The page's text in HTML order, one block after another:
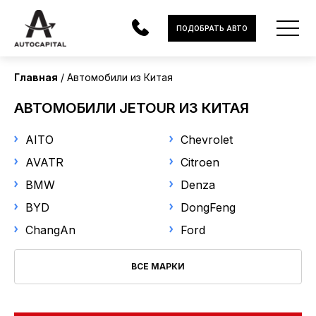
В НАЛИЧИИ
МОТОЦИКЛЫ
ЛИЗИНГ
НОВОСТИ
ПОДОБРАТЬ АВТО
Главная Автомобили из Китая
АВТОМОБИЛИ JETOUR ИЗ КИТАЯ
AITO
AVATR
BMW
BYD
ChangAn
Chevrolet
Citroen
Denza
DongFeng
Ford
ВСЕ МАРКИ
Страна поставки
Модель
Выберите модель
Год выпуска
от до